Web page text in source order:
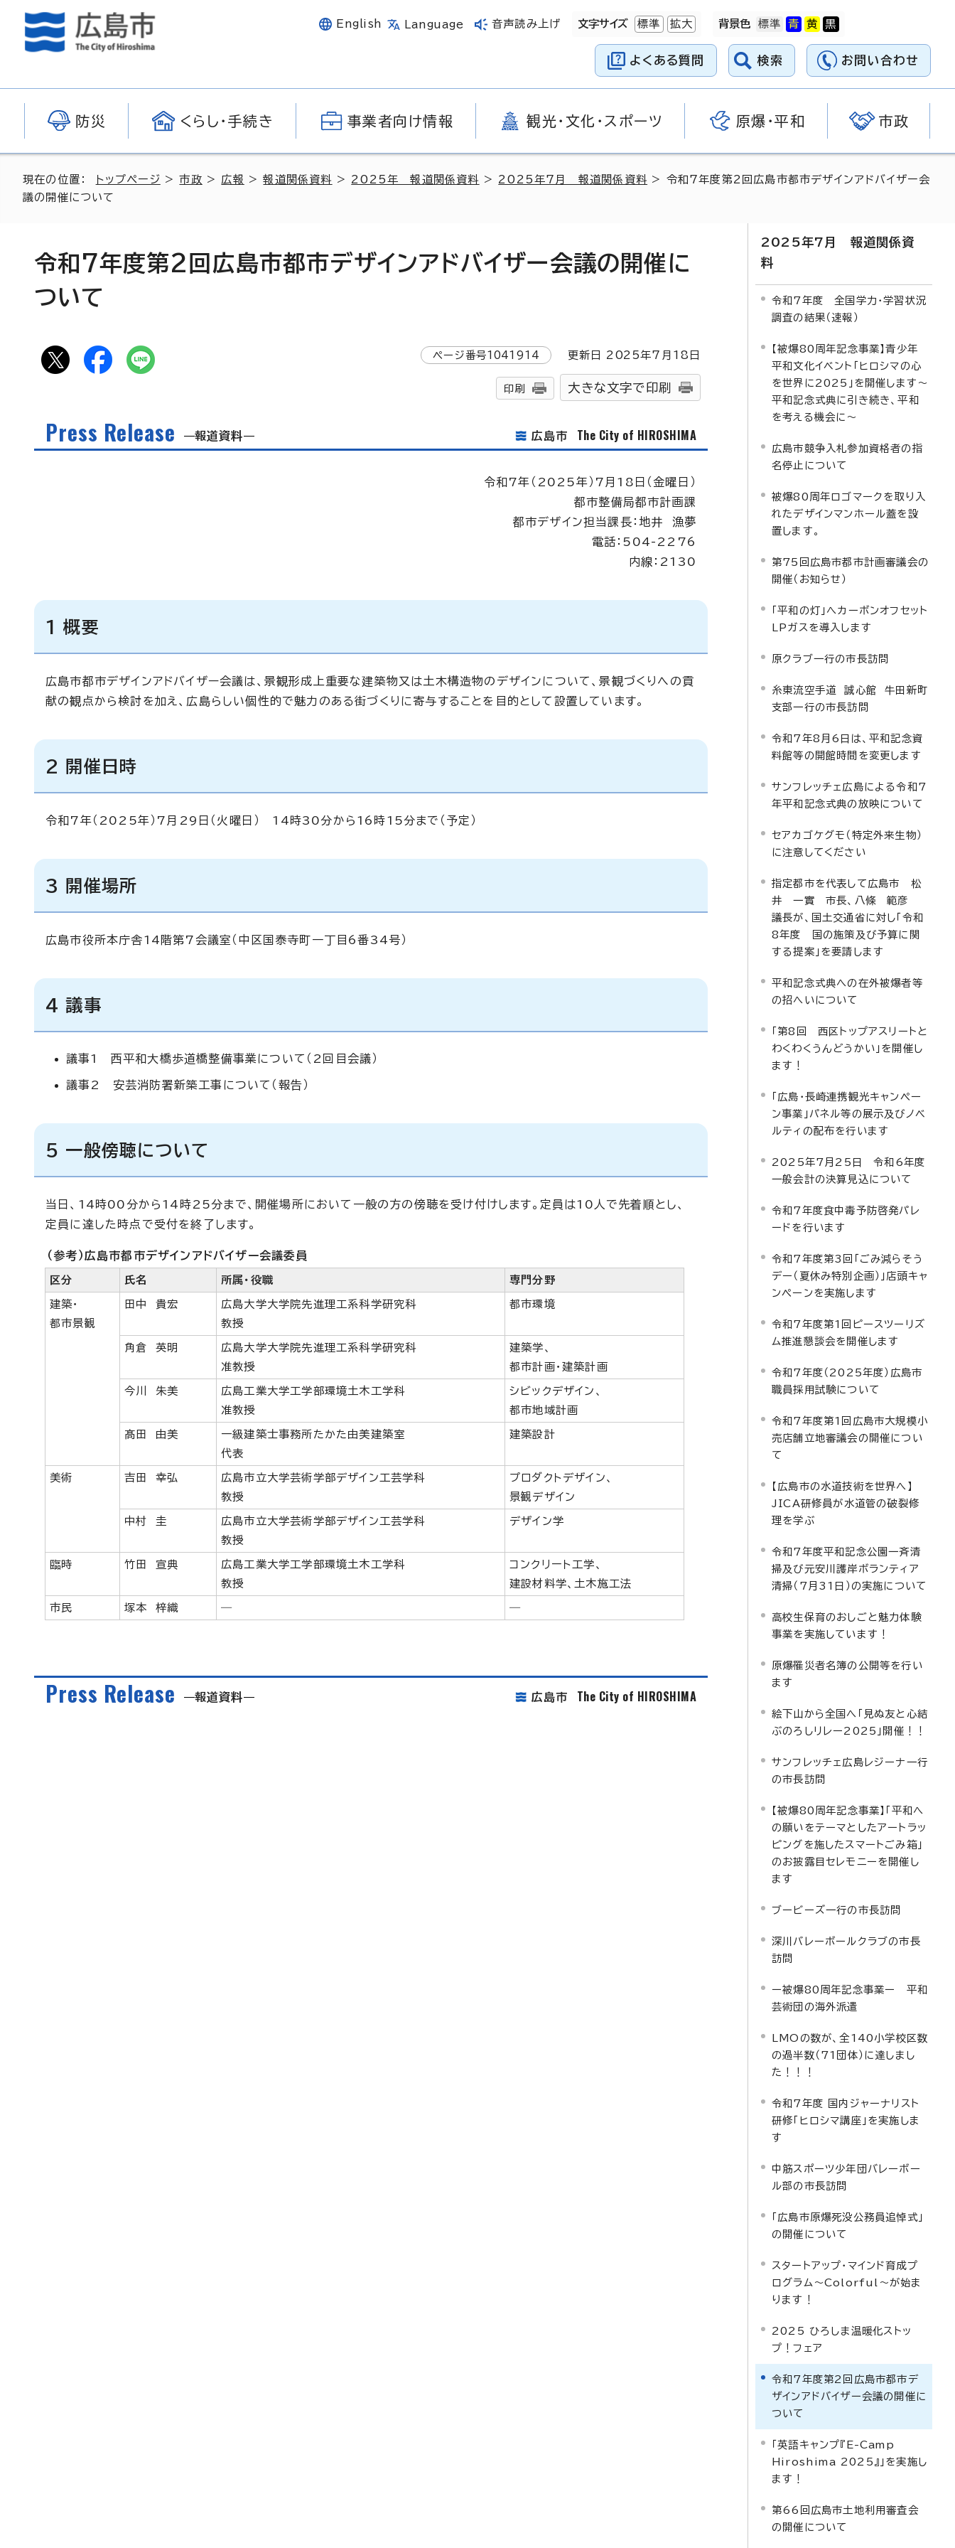
English Language 音声読み上げ 文字サイズ 標準 拡大 背景色
よくある質問 検索 お問い合わせ
防災 くらし・手続き 事業者向け情報 観光・文化・スポーツ 原爆・平和 市政
現在の位置： トップページ >市政 > 広報 >報道関係資料 > 2025年 報道関係資料 > 2025年7月 報道関係資料 > 令和7年度第2回広島市都市デザインアドバイザー会
議の開催について
令和7年度第2回広島市都市デザインアドバイザー会議の開催に
ついて
ページ番号1041914 更新日 2025年7月 18 日
印刷 大きな文字で印刷
Press Release 報道資料 広島市 The City of HIROSHIMA
令和7年（2025年）7月18日（金曜日）
都市整備局都市計画課
都市デザイン担当課長：地井 漁夢
電話：504-2276
内線：2130
1 概要
広島市都市デザインアドバイザー会議は、景観形成上重要な建築物又は土木構造物のデザインについて、景観づくりへの貢
献の観点から検討を加え、広島らしい個性的で魅力のある街づくりに寄与することを目的として設置しています。
2 開催日時
令和7年（2025年）7月29日（火曜日） 14時30分から16時15分まで（予定）
3 開催場所
広島市役所本庁舎14階第7会議室（中区国泰寺町一丁目6番34号）
4 議事
議事1 西平和大橋歩道橋整備事業について（2回目会議）
議事2 安芸消防署新築工事について（報告）
5 一般傍聴について
当日、14時00分から14時25分まで、開催場所において一般の方の傍聴を受け付けします。定員は10人で先着順とし、
定員に達した時点で受付を終了します。
（参考）広島市都市デザインアドバイザー会議委員
区分 氏名 所属・役職 専門分野
建築・
都市景観
田中 貴宏
広島大学大学院先進理工系科学研究科
教授
都市環境
角倉 英明
広島大学大学院先進理工系科学研究科
准教授
建築学、
都市計画・建築計画
今川 朱美
広島工業大学工学部環境土木工学科
准教授
シビックデザイン、
都市地域計画
髙田 由美
一級建築士事務所たかた由美建築室
代表
建築設計
美術 吉田 幸弘
広島市立大学芸術学部デザイン工芸学科
教授
プロダクトデザイン、
景観デザイン
中村 圭
広島市立大学芸術学部デザイン工芸学科
教授
デザイン学
臨時 竹田 宣典
広島工業大学工学部環境土木工学科
教授
コンクリート工学、
建設材料学、土木施工法
市民 塚本 梓織 ― ―
Press Release 報道資料 広島市 The City of HIROSHIMA
2025年7月 報道関係資
料
令和7年度 全国学力・学習状況
調査の結果（速報）
【被爆80周年記念事業】青少年
平和文化イベント「ヒロシマの心
を世界に2025」を開催します～
平和記念式典に引き続き、平和
を考える機会に～
広島市競争入札参加資格者の指
名停止について
被爆80周年ロゴマークを取り入
れたデザインマンホール蓋を設
置します。
第75回広島市都市計画審議会の
開催（お知らせ）
「平和の灯」へカーボンオフセット
LPガスを導入します
原クラブ一行の市長訪問
糸東流空手道 誠心館 牛田新町
支部一行の市長訪問
令和7年8月6日は、平和記念資
料館等の開館時間を変更します
サンフレッチェ広島による令和7
年平和記念式典の放映について
セアカゴケグモ（特定外来生物）
に注意してください
指定都市を代表して広島市 松
井 一實 市長、八條 範彦
議長が、国土交通省に対し「令和
8年度 国の施策及び予算に関
する提案」を要請します
平和記念式典への在外被爆者等
の招へいについて
「第8回 西区トップアスリートと
わくわくうんどうかい」を開催し
ます！
「広島・長崎連携観光キャンペー
ン事業」パネル等の展示及びノベ
ルティの配布を行います
2025年7月25日 令和6年度
一般会計の決算見込について
令和7年度食中毒予防啓発パレ
ードを行います
令和7年度第3回「ごみ減らそう
デー（夏休み特別企画）」店頭キャ
ンペーンを実施します
令和7年度第1回ピースツーリズ
ム推進懇談会を開催します
令和7年度（2025年度）広島市
職員採用試験について
令和7年度第1回広島市大規模小
売店舗立地審議会の開催につい
て
【広島市の水道技術を世界へ】
JICA研修員が水道管の破裂修
理を学ぶ
令和7年度平和記念公園一斉清
掃及び元安川護岸ボランティア
清掃（7月31日）の実施について
高校生保育のおしごと魅力体験
事業を実施しています！
原爆罹災者名簿の公開等を行い
ます
絵下山から全国へ「見ぬ友と心結
ぶのろしリレー2025」開催！！
サンフレッチェ広島レジーナ一行
の市長訪問
【被爆80周年記念事業】「平和へ
の願いをテーマとしたアートラッ
ピングを施したスマートごみ箱」
のお披露目セレモニーを開催し
ます
ブービーズ一行の市長訪問
深川バレーボールクラブの市長
訪問
ー被爆80周年記念事業ー 平和
芸術団の海外派遣
LMOの数が、全140小学校区数
の過半数（71団体）に達しまし
た！！！
令和7年度 国内ジャーナリスト
研修「ヒロシマ講座」を実施しま
す
中筋スポーツ少年団バレーボー
ル部の市長訪問
「広島市原爆死没公務員追悼式」
の開催について
スタートアップ・マインド育成プ
ログラム～Colorful～が始ま
ります！
2025 ひろしま温暖化ストッ
プ！フェア
令和7年度第2回広島市都市デ
ザインアドバイザー会議の開催に
ついて
「英語キャンプ『E-Camp
Hiroshima 2025』」を実施し
ます！
第66回広島市土地利用審査会
の開催について